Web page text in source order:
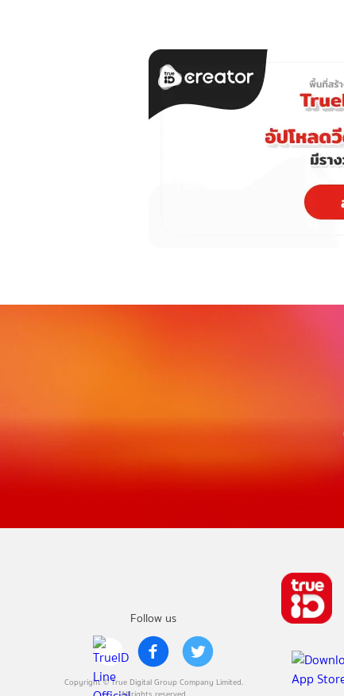
Follow us
Copyright © True Digital Group Company Limited.